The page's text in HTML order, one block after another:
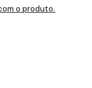
o produto.